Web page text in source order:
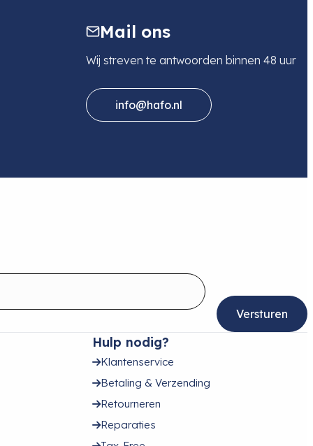
Mail ons
Wij streven te antwoorden binnen 48 uur
info@hafo.nl
Hulp nodig?
Klantenservice
Betaling & Verzending
Retourneren
Reparaties